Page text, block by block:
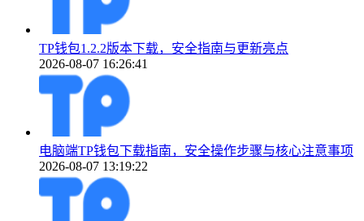
TP钱包1.2.2版本下载，安全指南与更新亮点
2026-08-07 16:26:41
电脑端TP钱包下载指南，安全操作步骤与核心注意事项
2026-08-07 13:19:22